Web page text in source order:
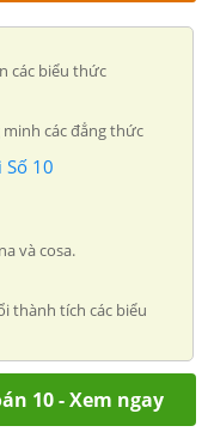
các biểu thức
minh các đẳng thức
10
và cosa.
thành tích các biểu
10 - Xem ngay